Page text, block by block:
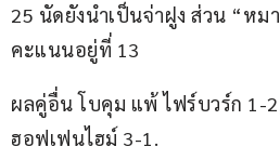
25 นัดยังนำเป็นจ่าฝูง ส่วน “หม
คะแนนอยู่ที่ 13
ผลคู่อื่น โบคุม แพ้ ไฟร์บวร์ก 1-
ฮอฟเฟนไฮม์ 3-1.